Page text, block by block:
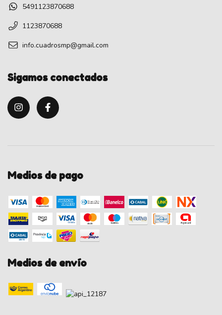
5491123870688
1123870688
info.cuadrosmp@gmail.com
Sigamos conectados
Medios de pago
Medios de envío